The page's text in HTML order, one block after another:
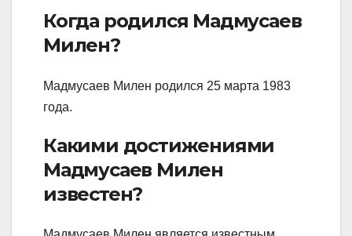
Когда родился Мадмусаев
Милен?
Мадмусаев Милен родился 25 марта 1983
года.
Какими достижениями
Мадмусаев Милен
известен?